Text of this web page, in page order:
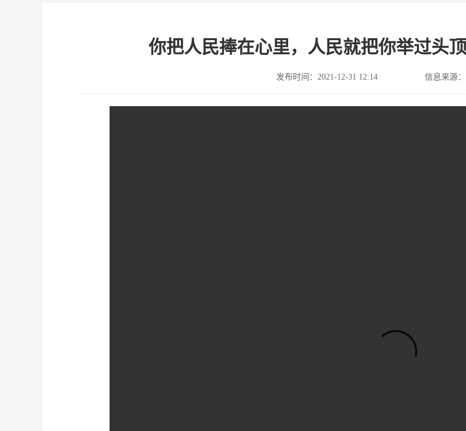
你把人民捧在心里，人民就把你举过
发布时间：2021-12-31 12:14 信息来源